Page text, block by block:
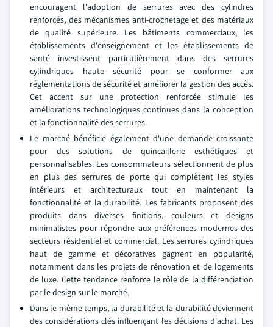
encouragent l'adoption de serrures avec des cylindres
renforcés, des mécanismes anti-crochetage et des matériaux
de qualité supérieure. Les bâtiments commerciaux, les
établissements d'enseignement et les établissements de
santé investissent particulièrement dans des serrures
cylindriques haute sécurité pour se conformer aux
réglementations de sécurité et améliorer la gestion des accès.
Cet accent sur une protection renforcée stimule les
améliorations technologiques continues dans la conception
et la fonctionnalité des serrures.
Le marché bénéficie également d'une demande croissante
pour des solutions de quincaillerie esthétiques et
personnalisables. Les consommateurs sélectionnent de plus
en plus des serrures de porte qui complètent les styles
intérieurs et architecturaux tout en maintenant la
fonctionnalité et la durabilité. Les fabricants proposent des
produits dans diverses finitions, couleurs et designs
minimalistes pour répondre aux préférences modernes des
secteurs résidentiel et commercial. Les serrures cylindriques
haut de gamme et décoratives gagnent en popularité,
notamment dans les projets de rénovation et de logements
de luxe. Cette tendance renforce le rôle de la différenciation
par le design sur le marché.
Dans le même temps, la durabilité et la durabilité deviennent
des considérations clés influençant les décisions d'achat. Les